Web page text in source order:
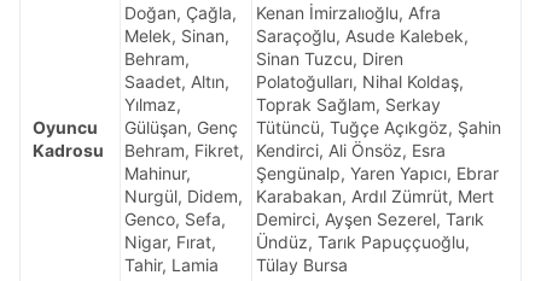
Oyuncu
Kadrosu
Doğan, Çağla,
Melek, Sinan,
Behram,
Saadet, Altın,
Yılmaz,
Gülüşan, Genç
Behram, Fikret,
Mahinur,
Nurgül, Didem,
Genco, Sefa,
Nigar, Fırat,
Tahir, Lamia
Kenan İmirzalıoğlu, Afra
Saraçoğlu, Asude Kalebek,
Sinan Tuzcu, Diren
Polatoğulları, Nihal Koldaş,
Toprak Sağlam, Serkay
Tütüncü, Tuğçe Açıkgöz, Şahin
Kendirci, Ali Önsöz, Esra
Şengünalp, Yaren Yapıcı, Ebrar
Karabakan, Ardıl Zümrüt, Mert
Demirci, Ayşen Sezerel, Tarık
Ündüz, Tarık Papuççuoğlu,
Tülay Bursa